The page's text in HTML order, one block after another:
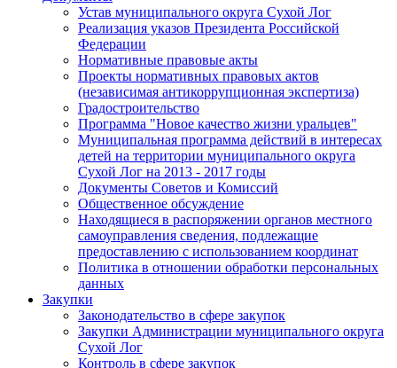
Устав муниципального округа Сухой Лог
Реализация указов Президента Российской
Федерации
Нормативные правовые акты
Проекты нормативных правовых актов
(независимая антикоррупционная экспертиза)
Градостроительство
Программа "Новое качество жизни уральцев"
Муниципальная программа действий в интересах
детей на территории муниципального округа
Сухой Лог на 2013 - 2017 годы
Документы Советов и Комиссий
Общественное обсуждение
Находящиеся в распоряжении органов местного
самоуправления сведения, подлежащие
предоставлению с использованием координат
Политика в отношении обработки персональных
данных
Закупки
Законодательство в сфере закупок
Закупки Администрации муниципального округа
Сухой Лог
Контроль в сфере закупок